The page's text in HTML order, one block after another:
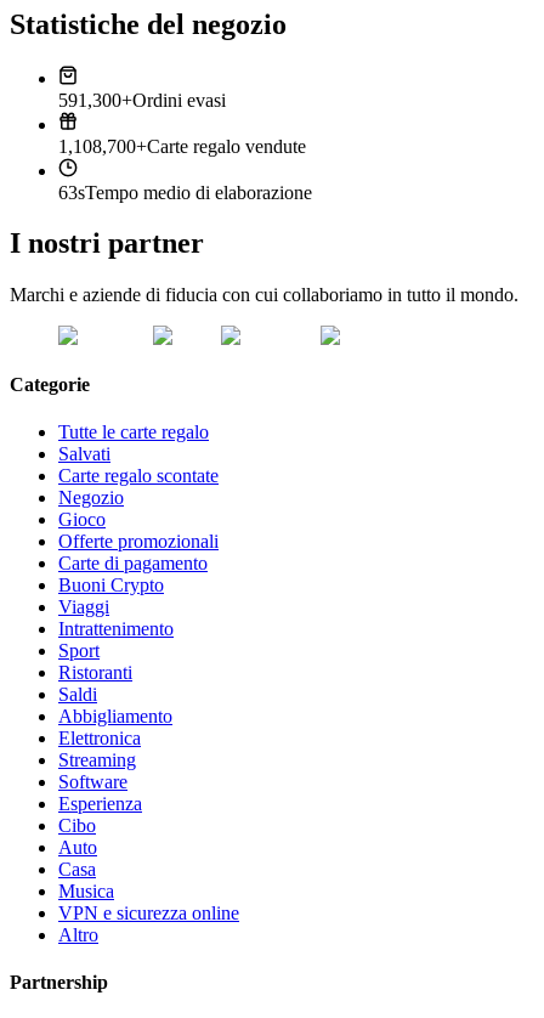
Statistiche del negozio
591,300+Ordini evasi
1,108,700+Carte regalo vendute
63sTempo medio di elaborazione
I nostri partner
Marchi e aziende di fiducia con cui collaboriamo in tutto il mondo.
Categorie
Tutte le carte regalo
Salvati
Carte regalo scontate
Negozio
Gioco
Offerte promozionali
Carte di pagamento
Buoni Crypto
Viaggi
Intrattenimento
Sport
Ristoranti
Saldi
Abbigliamento
Elettronica
Streaming
Software
Esperienza
Cibo
Auto
Casa
Musica
VPN e sicurezza online
Altro
Partnership